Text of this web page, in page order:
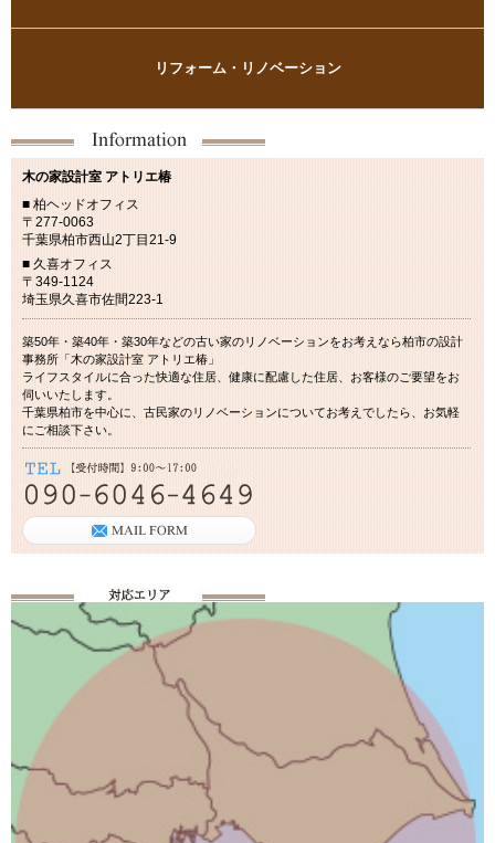
リフォーム・リノベーション
木の家設計室 アトリエ椿
■ 柏ヘッドオフィス
〒277-0063
千葉県柏市西山2丁目21-9
■ 久喜オフィス
〒349-1124
埼玉県久喜市佐間223-1
築50年・築40年・築30年などの古い家のリノベーションをお考えなら柏市の設計
事務所「木の家設計室 アトリエ椿」
ライフスタイルに合った快適な住居、健康に配慮した住居、お客様のご要望をお
伺いいたします。
千葉県柏市を中心に、古民家のリノベーションについてお考えでしたら、お気軽
にご相談下さい。